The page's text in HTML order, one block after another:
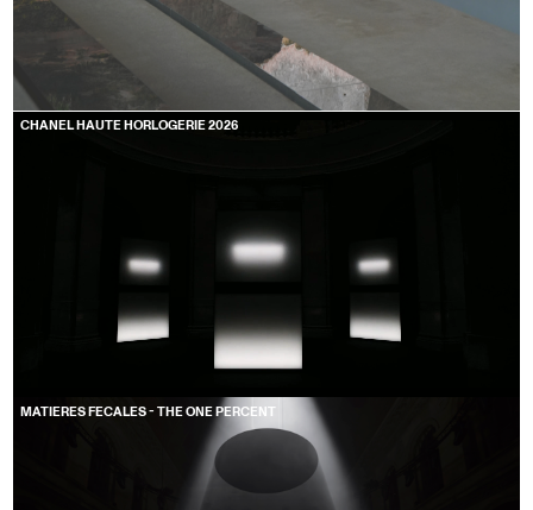
CHANEL HAUTE HORLOGERIE 2026
MATIERES FECALES - THE ONE PERCENT